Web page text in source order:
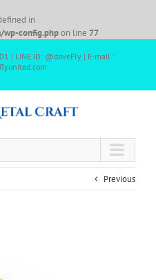
in
config.phpon line 77
| LINE ID: @doveFly | E-mail :
Previous